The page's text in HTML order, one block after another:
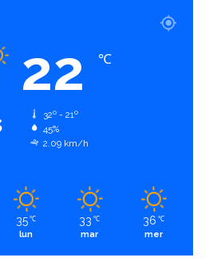
22 ℃
32º - 21º
45%
2.09 km/h
35 ℃
lun
33 ℃
mar
36 ℃
mer